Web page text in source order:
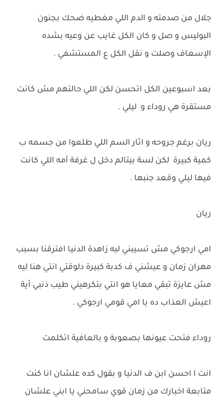
جلال من صدمته و الدم اللي مغطيه ضحك بجنون
البوليس و صل و كان الكل غايب عن وعيه بشده
الإسعاف وصلت و نقل الكل ع المستشفي .
بعد اسبوعين الكل اتحسن لكن اللي حالتهم مش كانت
مستقرة هي روداء و ليلي .
ريان برغم جروحه و اثار السم اللي طلعوا من جسمه ب
كمية كبيرة لكن لسة بيتالم دخل ل غرفة أمه اللي كانت
فيها ليلي وقعد جنبها .
ريان
امي ارجوكي مش تسيبني ليه زاهدة الدنيا افترقنا بسبب
مهران زمان و عيشني ف كدبة كبيرة دلوقتي انتي هنا ليه
مش عايزة تبقي معايا هو انتي بتكرهيني طيب ذنبي أية
اعيش العذاب ده يا امي قومي ارجوكي .
روداء فتحت عيونها بصعوبة و بالعافية اتكلمت
انت ا احسن ابن ف الدنيا و بقول كده علشان انا كنت
متابعة اخبارك من زمان قوي سامحني يا ابني علشان